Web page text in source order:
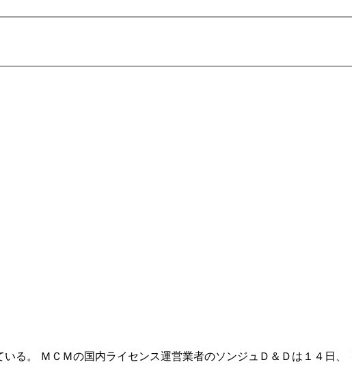
る。 ＭＣＭの国内ライセンス運営業者のソンジュＤ＆Ｄは１４日